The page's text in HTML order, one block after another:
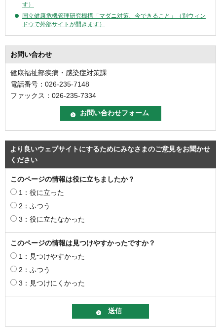
す）
国立健康危機管理研究機構「マダニ対策、今できること」（別ウィン
ドウで外部サイトが開きます）
お問い合わせ
健康福祉部疾病・感染症対策課
電話番号：026-235-7148
ファックス：026-235-7334
より良いウェブサイトにするためにみなさまのご意見をお聞かせ
ください
このページの情報は役に立ちましたか？
1：役に立った
2：ふつう
3：役に立たなかった
このページの情報は見つけやすかったですか？
1：見つけやすかった
2：ふつう
3：見つけにくかった